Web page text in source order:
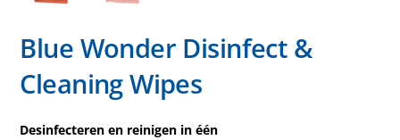
Blue Wonder Disinfect &
Cleaning Wipes
Desinfecteren en reinigen in één